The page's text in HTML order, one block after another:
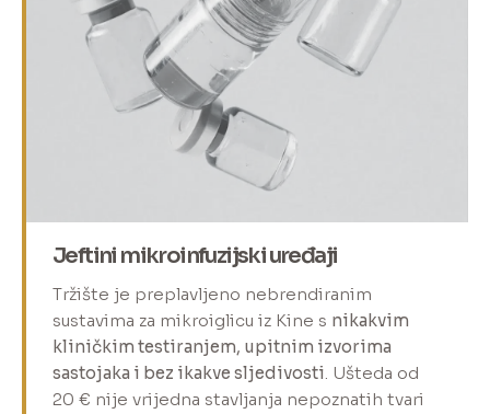
Jeftini mikroinfuzijski uređaji
Tržište je preplavljeno nebrendiranim
sustavima za mikroiglicu iz Kine s nikakvim
kliničkim testiranjem, upitnim izvorima
sastojaka i bez ikakve sljedivosti. Ušteda od
20 € nije vrijedna stavljanja nepoznatih tvari